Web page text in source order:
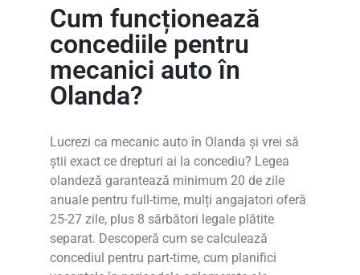
Cum funcționează
concediile pentru
mecanici auto în
Olanda?
Lucrezi ca mecanic auto în Olanda și vrei să
știi exact ce drepturi ai la concediu? Legea
olandeză garantează minimum 20 de zile
anuale pentru full-time, mulți angajatori oferă
25-27 zile, plus 8 sărbători legale plătite
separat. Descoperă cum se calculează
concediul pentru part-time, cum planifici